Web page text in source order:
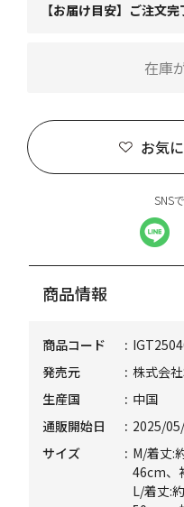
【お届け目安】ご注文
お気
在庫
SNS
商品情報
商品コード
発売元
株式会
生産国
中国
通販開始日
2025/
サイズ
M/着丈:
46cm、
L/着丈: